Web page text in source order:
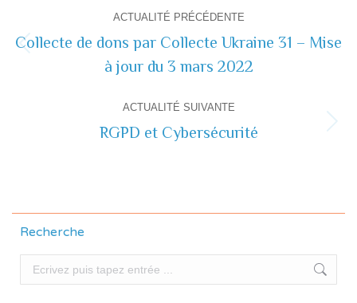
de
commentaire
ACTUALITÉ PRÉCÉDENTE
précédente
Collecte de dons par Collecte Ukraine 31 – Mise
à jour du 3 mars 2022
ACTUALITÉ SUIVANTE
Actualité
RGPD et Cybersécurité
Recherche
Recherche